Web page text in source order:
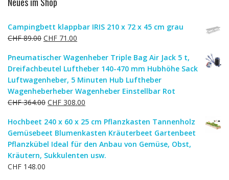
Campingbett klappbar IRIS 210 x 72 x 45 cm grau
CHF89.00 Ursprünglicher
war:
CHF 89.00
CHF 71.00
ist:
CHF 71.00.
Pneumatischer Wagenheber Triple Bag Air Jack 5 t,
Dreifachbeutel Luftheber 140-470 mm Hubhöhe Sack
Luftwagenheber, 5 Minuten Hub Luftheber
Wagenheberheber Wagenheber Einstellbar Rot
CHF364.00 Ursprünglicher
war:
CHF 364.00
CHF 308.00
ist:
CHF 308.00.
Hochbeet 240 x 60 x 25 cm Pflanzkasten Tannenholz
Gemüsebeet Blumenkasten Kräuterbeet Gartenbeet
Pflanzkübel Ideal für den Anbau von Gemüse, Obst,
Kräutern, Sukkulenten usw.
CHF 148.00